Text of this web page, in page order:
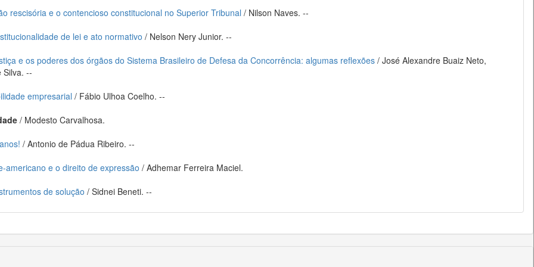
rescisória e o contencioso constitucional no Superior Tribunal / Nilson Naves. --
de lei e ato normativo / Nelson Nery Junior. --
e os poderes dos órgãos do Sistema Brasileiro de Defesa da Concorrência: algumas reflexões / José Alexandre Buaiz Neto,
Silva. --
empresarial / Fábio Ulhoa Coelho. --
/ Modesto Carvalhosa.
/ Antonio de Pádua Ribeiro. --
americano e o direito de expressão / Adhemar Ferreira Maciel.
de solução / Sidnei Beneti. --